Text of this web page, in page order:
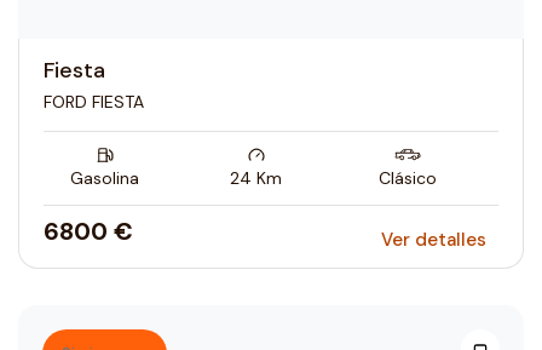
Fiesta
FORD FIESTA
Gasolina 24 Km Clásico
6800 € Ver detalles